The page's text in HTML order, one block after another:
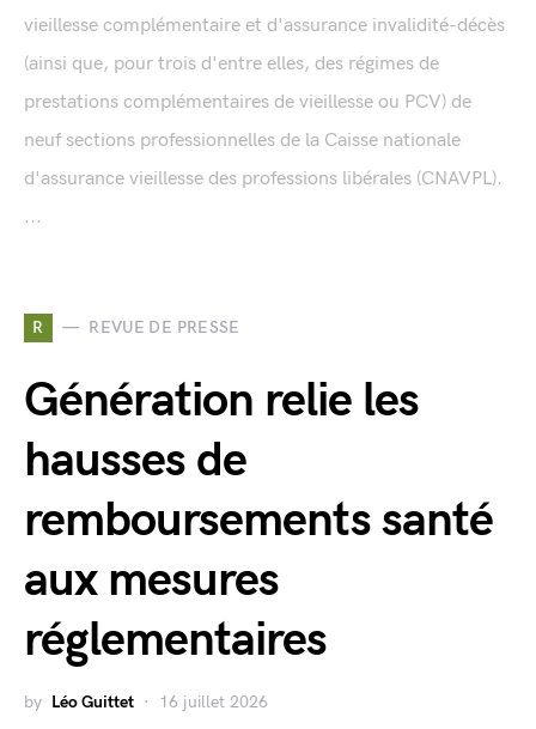
vieillesse complémentaire et d'assurance invalidité-décès
(ainsi que, pour trois d'entre elles, des régimes de
prestations complémentaires de vieillesse ou PCV) de
neuf sections professionnelles de la Caisse nationale
d'assurance vieillesse des professions libérales (CNAVPL).
...
R REVUE DE PRESSE
Génération relie les
hausses de
remboursements santé
aux mesures
réglementaires
by Léo Guittet 16 juillet 2026